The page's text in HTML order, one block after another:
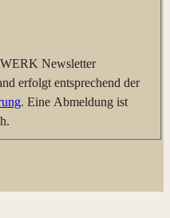
Newsletter
erfolgt entsprechend der
. Eine Abmeldung ist